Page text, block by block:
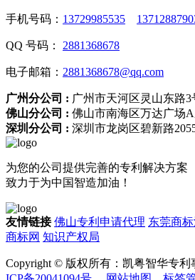
手机号码： 13729985535
QQ 号码： 2881368678
电子邮箱： 2881368678@qq.com
广州分公司 : 广州市天河区灵山东路3
佛山分公司 : 佛山市南海区万达广场A
深圳分公司 : 深圳市龙岗区碧新路
为您的公司提供完善的专利解决方案
致力于为中国智造加油！
友情链接 佛山专利申请代理 东莞商
商标网 知识产权局
Copyright © 版权所有：凯粤智华专